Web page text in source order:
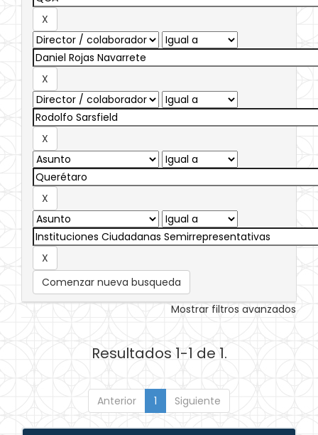
Comenzar nueva busqueda
Mostrar filtros avanzados
Resultados 1-1 de 1.
Anterior 1 Siguiente